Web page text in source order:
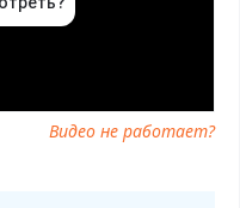
Наследники 2
смотреть программу
22.08.2025
Видео не работает?